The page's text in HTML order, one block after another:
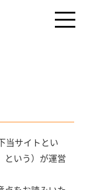
当サイトとい
という）が運営